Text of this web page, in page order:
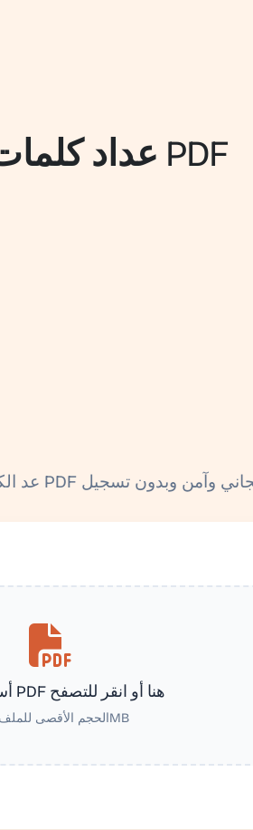
عداد كلمات وأحرف PDF
أسقط ملف PDF هنا أو انقر للتصفح
الحجم الأقصى للملف: 100MB